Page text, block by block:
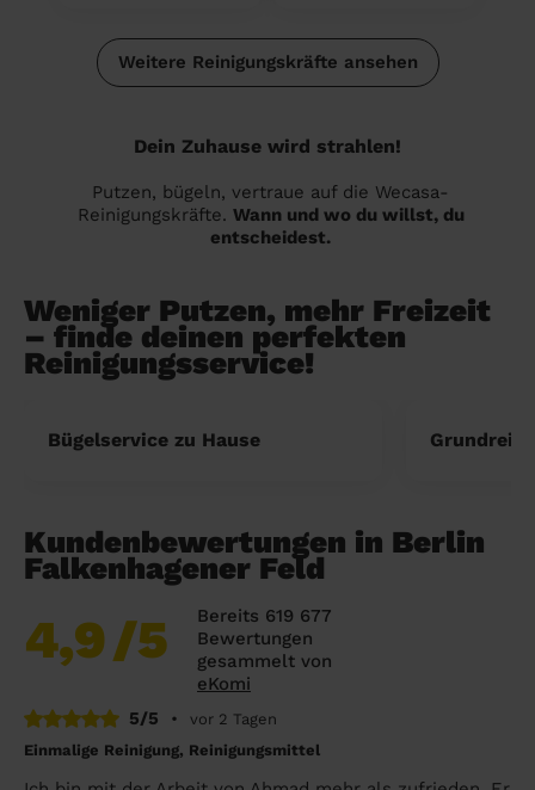
Weitere Reinigungskräfte ansehen
Dein Zuhause wird strahlen!
Putzen, bügeln, vertraue auf die Wecasa-
Reinigungskräfte. Wann und wo du willst, du
entscheidest.
Weniger Putzen, mehr Freizeit
– finde deinen perfekten
Reinigungsservice!
Bügelservice zu Hause
Kundenbewertungen in Berlin
Falkenhagener Feld
4,9/5
Bereits 619 677
Bewertungen
gesammelt von
eKomi
5/5
•
vor 2 Tagen
Einmalige Reinigung, Reinigungsmittel